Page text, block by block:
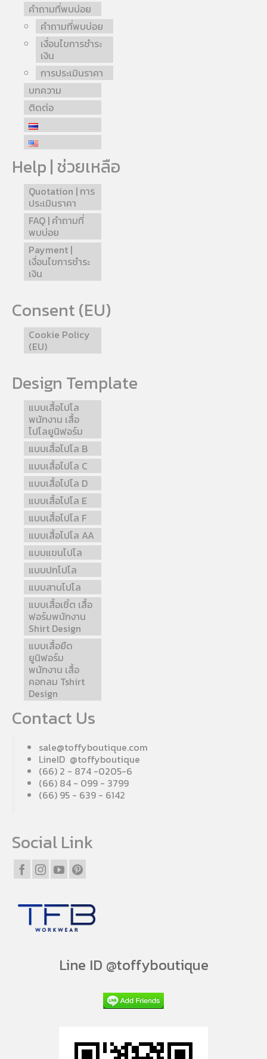
คำถามที่พบบ่อย
คำถามที่พบบ่อย
เงื่อนไขการชำระ
เงิน
การประเมินราคา
บทความ
ติดต่อ
Help | ช่วยเหลือ
Quotation | การ
ประเมินราคา
FAQ | คำถามที่
พบบ่อย
Payment |
เงื่อนไขการชำระ
เงิน
Consent (EU)
Cookie Policy
(EU)
Design Template
แบบเสื้อโปโล
พนักงาน เสื้อ
โปโลยูนิฟอร์ม
แบบเสื้อโปโล B
แบบเสื้อโปโล C
แบบเสื้อโปโล D
แบบเสื้อโปโล E
แบบเสื้อโปโล F
แบบเสื้อโปโล AA
แบบแขนโปโล
แบบปกโปโล
แบบสาบโปโล
แบบเสื้อเชิ้ต เสื้อ
ฟอร์มพนักงาน
Shirt Design
แบบเสื้อยืด
ยูนิฟอร์ม
พนักงาน เสื้อ
คอกลม Tshirt
Design
Contact Us
sale@toffyboutique.com
LineID @toffyboutique
(66) 2 - 874 -0205-6
(66) 84 - 099 - 3799
(66) 95 - 639 - 6142
Social Link
Line ID @toffyboutique